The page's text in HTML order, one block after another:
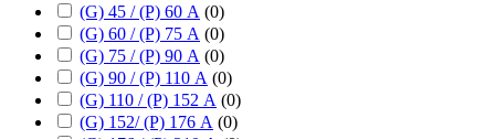
(G) 45 / (P) 60 А (0)
(G) 60 / (P) 75 А (0)
(G) 75 / (P) 90 А (0)
(G) 90 / (P) 110 А (0)
(G) 110 / (P) 152 А (0)
(G) 152/ (P) 176 А (0)